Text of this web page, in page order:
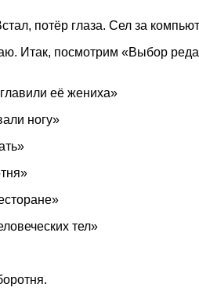
потёр глаза. Сел за
Итак, посмотрим «Выбор
её жениха»
ногу»
тел»